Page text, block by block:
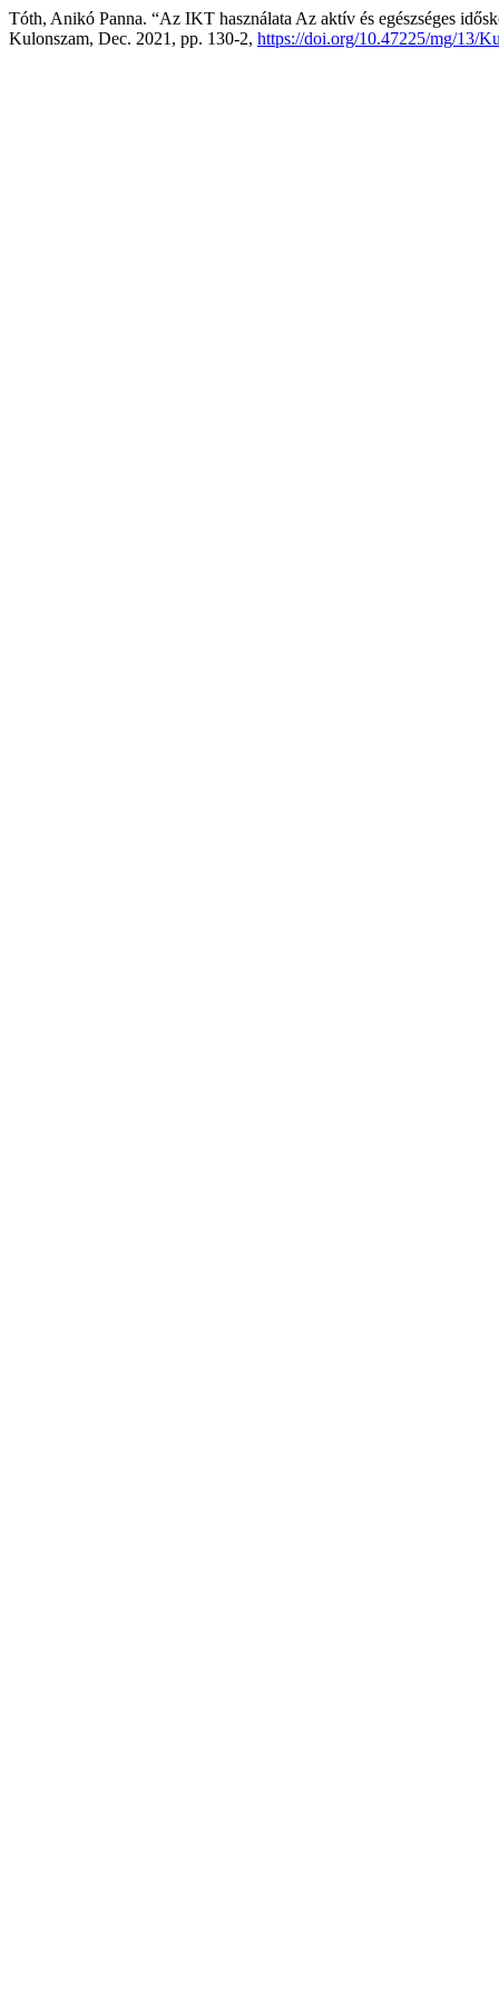
Tóth, Anikó Panna. “Az IKT használata Az aktív és egészséges
Kulonszam, Dec. 2021, pp. 130-2, https://doi.org/10.47225/mg/13/